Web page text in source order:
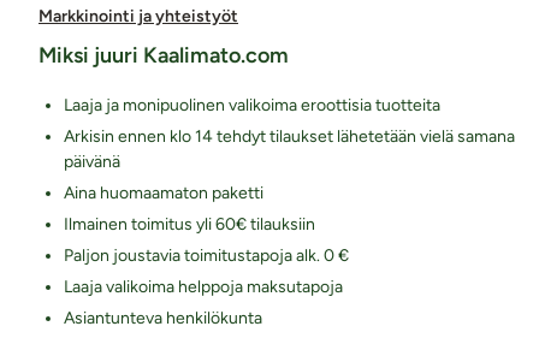
Markkinointi ja yhteistyöt
Miksi juuri Kaalimato.com
Laaja ja monipuolinen valikoima eroottisia tuotteita
Arkisin ennen klo 14 tehdyt tilaukset lähetetään vielä samana
päivänä
Aina huomaamaton paketti
Ilmainen toimitus yli 60€ tilauksiin
Paljon joustavia toimitustapoja alk. 0 €
Laaja valikoima helppoja maksutapoja
Asiantunteva henkilökunta